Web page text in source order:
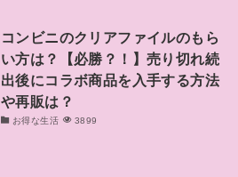
コンビニのクリアファイルのもら
い方は？【必勝？！】売り切れ続
出後にコラボ商品を入手する方法
や再販は？
お得な生活 3899